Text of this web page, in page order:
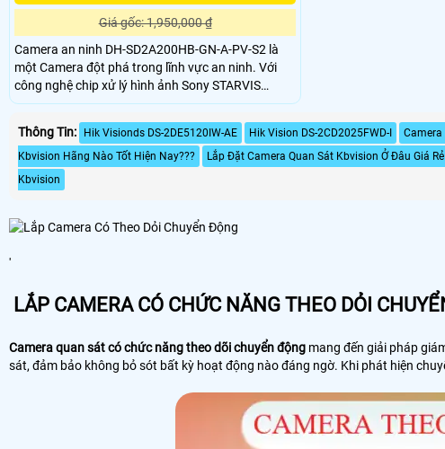
Giá gốc: 1,950,000 ₫
Camera an ninh DH-SD2A200HB-GN-A-PV-S2 là
một Camera đột phá trong lĩnh vực an ninh. Với
công nghệ chip xử lý hình ảnh Sony STARVIS
CMOS, camera này mang đến cho người dùng
chất lượng hình ảnh sắc nét và chân thực. Đặc
biệt, khả năng xem ban đêm Full Color trong
khoảng cách 30m là điểm nhấn đáng chú ý của
Camera này
Thông Tin: Hik Visionds DS-2DE5120IW-AE Hik Vision DS-2CD2025FWD-I Camera
Kbvision Hãng Nào Tốt Hiện Nay???
Lắp Đặt Camera Quan Sát Kbvision Ở Đâu Giá Rẻ
Kbvision
'
LẮP CAMERA CÓ CHỨC NĂNG THEO DỎI
Camera quan sát có chức năng theo dõi chuyển động mang đến giải pháp
sát, đảm bảo không bỏ sót bất kỳ hoạt động nào đáng ngờ. Khi phát hiện